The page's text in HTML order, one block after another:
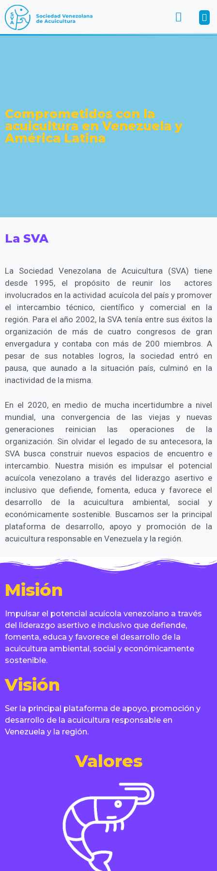
Comprometidos con la
acuicultura en Venezuela y
América Latina
La SVA
La Sociedad Venezolana de Acuicultura (SVA) tiene
desde 1995, el propósito de reunir los actores
involucrados en la actividad acuícola del país y promover
el intercambio técnico, científico y comercial en la
región. Para el año 2002, la SVA tenía entre sus éxitos la
organización de más de cuatro congresos de gran
envergadura y contaba con más de 200 miembros. A
pesar de sus notables logros, la sociedad entró en
pausa, que aunado a la situación país, culminó en la
inactividad de la misma.
En el 2020, en medio de mucha incertidumbre a nivel
mundial, una convergencia de las viejas y nuevas
generaciones reinician las operaciones de la
organización. Sin olvidar el legado de su antecesora, la
SVA busca construir nuevos espacios de encuentro e
intercambio. Nuestra misión es impulsar el potencial
acuícola venezolano a través del liderazgo asertivo e
inclusivo que defiende, fomenta, educa y favorece el
desarrollo de la acuicultura ambiental, social y
económicamente sostenible. Buscamos ser la principal
plataforma de desarrollo, apoyo y promoción de la
acuicultura responsable en Venezuela y la región.
Misión
Impulsar el potencial acuícola venezolano a través
del liderazgo asertivo e inclusivo que defiende,
fomenta, educa y favorece el desarrollo de la
acuicultura ambiental, social y económicamente
sostenible.
Visión
Ser la principal plataforma de apoyo, promoción y
desarrollo de la acuicultura responsable en
Venezuela y la región.
Valores